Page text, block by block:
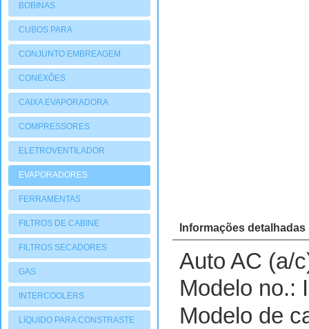
BOBINAS
CUBOS PARA
COMPRESSORES
CONJUNTO EMBREAGEM
CONEXÕES
CAIXA EVAPORADORA
COMPRESSORES
ELETROVENTILADOR
EVAPORADORES
FERRAMENTAS
FILTROS DE CABINE
FILTROS SECADORES
GAS
INTERCOOLERS
LíQUIDO PARA CONSTRASTE
Informações detalhadas
Auto AC (a/
Modelo no.:
Modelo de